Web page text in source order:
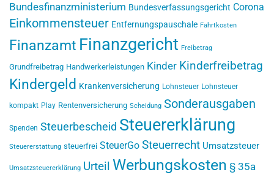
Bundesfinanzministerium Bundesverfassungsgericht Corona
Einkommensteuer Entfernungspauschale Fahrtkosten
Finanzamt Finanzgericht Freibetrag
Grundfreibetrag Handwerkerleistungen Kinder Kinderfreibetrag
Kindergeld Krankenversicherung Lohnsteuer Lohnsteuer
kompakt Play Rentenversicherung Scheidung Sonderausgaben
Spenden Steuerbescheid Steuererklärung
Steuererstattung steuerfrei SteuerGo Steuerrecht Umsatzsteuer
Umsatzsteuererklärung Urteil Werbungskosten § 35a